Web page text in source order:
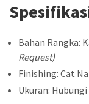
Bahan Rangka:
Request)
Finishing: Cat
Ukuran: